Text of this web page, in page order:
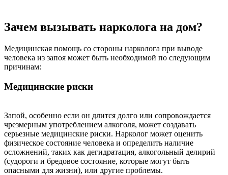
Зачем вызывать нарколога на дом?
Медицинская помощь со стороны нарколога при выводе
человека из запоя может быть необходимой по следующим
причинам:
Медицинские риски
Запой, особенно если он длится долго или сопровождается
чрезмерным употреблением алкоголя, может создавать
серьезные медицинские риски. Нарколог может оценить
физическое состояние человека и определить наличие
осложнений, таких как дегидратация, алкогольный делирий
(судороги и бредовое состояние, которые могут быть
опасными для жизни), или другие проблемы.